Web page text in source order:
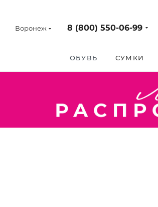
Воронеж 8 (800) 550-06-99
ОБУВЬ СУМКИ